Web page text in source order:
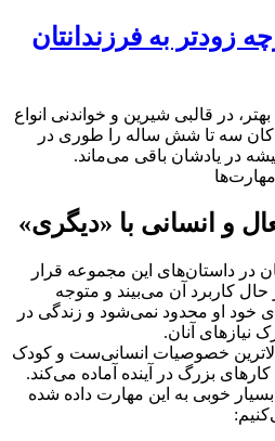
زودتر به فرزندانتان
در قالبی شیرین و خواندنی انواع
سه تا شش ساله را طوری در
در یادشان باقی می‌ماند.
و انسانی با «دیگری»
در داستان‌های این مجموعه قرار
حال کاربرد آن می‌بیند و متوجه
خود او محدود نمی‌شود و زندگی در
نیازهای آنان.
خصوصیات انسانی‌ست و کودک
بزرگ در آینده آماده می‌کند.
خوبی به این مهارت داده شده